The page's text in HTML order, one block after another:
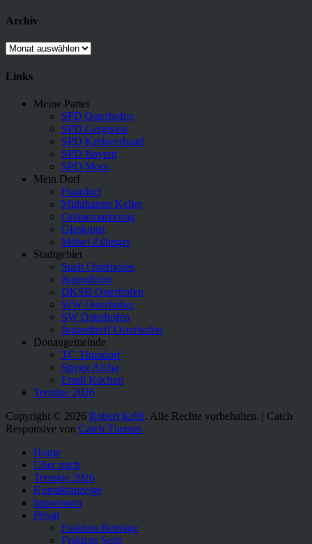
Archiv
Archiv
Links
Meine Partei
SPD Osterhofen
SPD Gergweis
SPD Kreisverband
SPD Bayern
SPD Moos
Mein Dorf
Haardorf
Mühlhamer Keller
Onlinemarketing
Glaskunst
Möbel Zillinger
Stadtgebiet
Stadt Osterhofen
Jugendbüro
DKSB Osterhofen
WW Osterhofen
SW Osterhofen
Jugendtreff Osterhofen
Donaugemeinde
TC Thundorf
Spvgg Aicha
Erndl Küchen
Termine 2026
Copyright © 2026 Robert Kröll. Alle Rechte vorbehalten. | Catch
Responsive von Catch Themes
oben
scrollen
Home
Über mich
Termine 2026
Kontaktanzeige
Impressum
Privat
Fraktion Beiträge
Fraktion Seite